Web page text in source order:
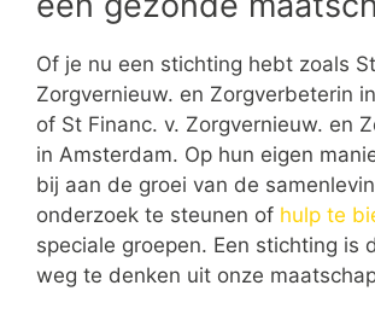
Of je nu een stichting hebt zoals
Zorgvernieuw. en Zorgverbeterin
of St Financ. v. Zorgvernieuw. en
in Amsterdam. Op hun eigen
bij aan de groei van de
onderzoek te steunen of hulp te
speciale groepen. Een stichting is
weg te denken uit onze